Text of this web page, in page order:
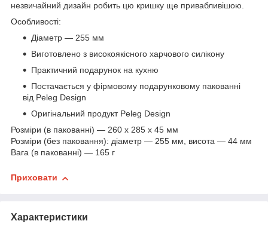
незвичайний дизайн робить цю кришку ще привабливішою.
Особливості:
Діаметр — 255 мм
Виготовлено з високоякісного харчового силікону
Практичний подарунок на кухню
Постачається у фірмовому подарунковому пакованні
від Peleg Design
Оригінальний продукт Peleg Design
Розміри (в пакованні) — 260 х 285 х 45 мм
Розміри (без паковання): діаметр — 255 мм, висота — 44 мм
Вага (в пакованні) — 165 г
Приховати
Характеристики